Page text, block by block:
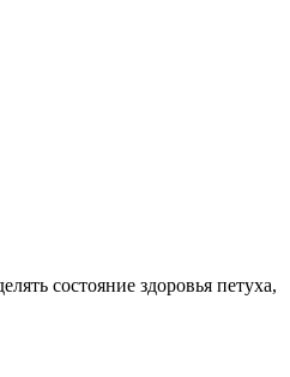
состояние здоровья петуха,